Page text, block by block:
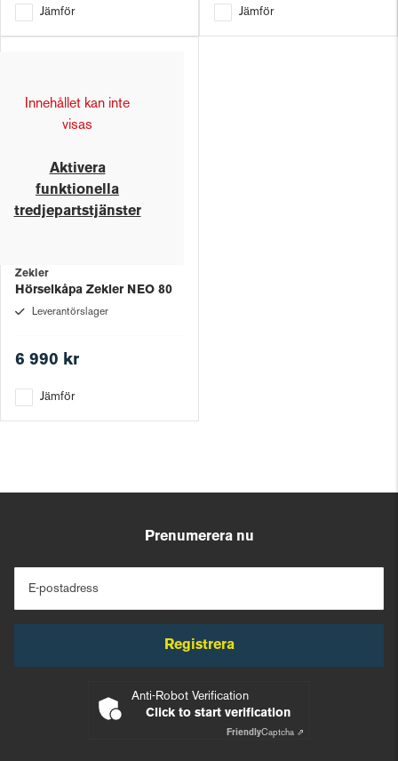
Jämför Jämför
Innehållet kan inte
visas
Aktivera
funktionella
tredjepartstjänster
Zekler
Hörselkåpa Zekler NEO 80
Leverantörslager
6 990 kr
Jämför
Prenumerera nu
E-postadress
Registrera
Anti-Robot Verification
Click to start verification
FriendlyCaptcha ⇗